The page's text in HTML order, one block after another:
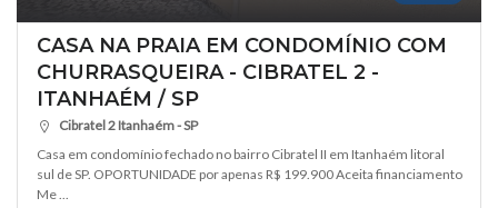
CASA NA PRAIA EM CONDOMÍNIO COM
CHURRASQUEIRA - CIBRATEL 2 -
ITANHAÉM / SP
Cibratel 2 Itanhaém - SP
Casa em condomínio fechado no bairro Cibratel II em Itanhaém litoral
sul de SP. OPORTUNIDADE por apenas R$ 199.900 Aceita financiamento
Me ...